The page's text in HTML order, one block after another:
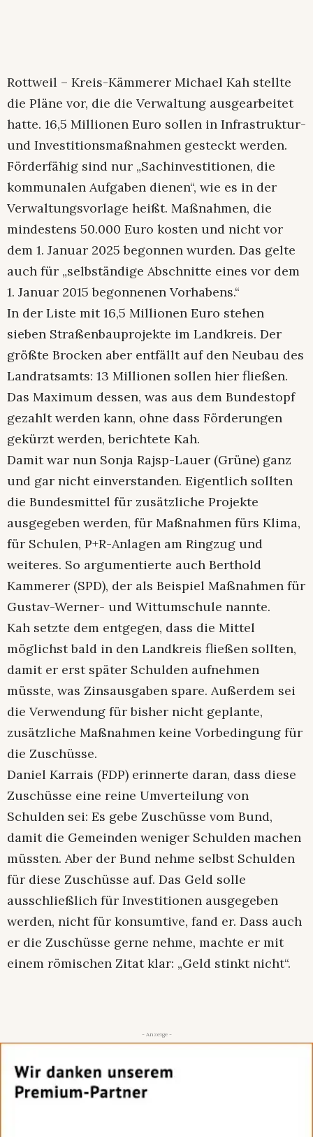
Rottweil – Kreis-Kämmerer Michael Kah stellte
die Pläne vor, die die Verwaltung ausgearbeitet
hatte. 16,5 Millionen Euro sollen in Infrastruktur-
und Investitionsmaßnahmen gesteckt werden.
Förderfähig sind nur „Sachinvestitionen, die
kommunalen Aufgaben dienen“, wie es in der
Verwaltungsvorlage heißt. Maßnahmen, die
mindestens 50.000 Euro kosten und nicht vor
dem 1. Januar 2025 begonnen wurden. Das gelte
auch für „selbständige Abschnitte eines vor dem
1. Januar 2015 begonnenen Vorhabens.“
In der Liste mit 16,5 Millionen Euro stehen
sieben Straßenbauprojekte im Landkreis. Der
größte Brocken aber entfällt auf den Neubau des
Landratsamts: 13 Millionen sollen hier fließen.
Das Maximum dessen, was aus dem Bundestopf
gezahlt werden kann, ohne dass Förderungen
gekürzt werden, berichtete Kah.
Damit war nun Sonja Rajsp-Lauer (Grüne) ganz
und gar nicht einverstanden. Eigentlich sollten
die Bundesmittel für zusätzliche Projekte
ausgegeben werden, für Maßnahmen fürs Klima,
für Schulen, P+R-Anlagen am Ringzug und
weiteres. So argumentierte auch Berthold
Kammerer (SPD), der als Beispiel Maßnahmen für
Gustav-Werner- und Wittumschule nannte.
Kah setzte dem entgegen, dass die Mittel
möglichst bald in den Landkreis fließen sollten,
damit er erst später Schulden aufnehmen
müsste, was Zinsausgaben spare. Außerdem sei
die Verwendung für bisher nicht geplante,
zusätzliche Maßnahmen keine Vorbedingung für
die Zuschüsse.
Daniel Karrais (FDP) erinnerte daran, dass diese
Zuschüsse eine reine Umverteilung von
Schulden sei: Es gebe Zuschüsse vom Bund,
damit die Gemeinden weniger Schulden machen
müssten. Aber der Bund nehme selbst Schulden
für diese Zuschüsse auf. Das Geld solle
ausschließlich für Investitionen ausgegeben
werden, nicht für konsumtive, fand er. Dass auch
er die Zuschüsse gerne nehme, machte er mit
einem römischen Zitat klar: „Geld stinkt nicht“.
- Anzeige -